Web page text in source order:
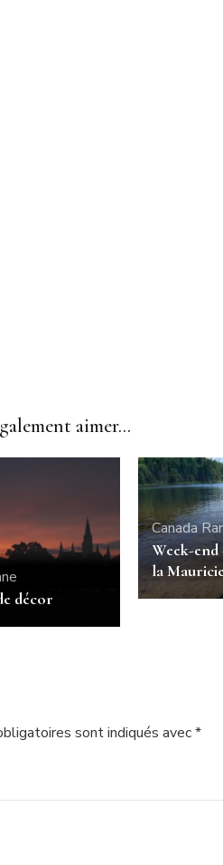
aimer...
décor
Canada
Week-
la
sont indiqués avec*